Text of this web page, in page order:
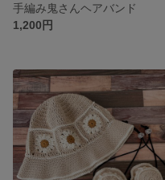
手編み鬼さんヘアバンド
1,200円